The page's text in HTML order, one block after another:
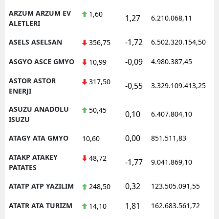
ARZUM ARZUM EV
ALETLERI
1,60 1,27 6.210.068,11
ASELS ASELSAN 356,75 -1,72 6.502.320.154,50
ASGYO ASCE GMYO 10,99 -0,09 4.980.387,45
ASTOR ASTOR
ENERJI
317,50 -0,55 3.329.109.413,25
ASUZU ANADOLU
ISUZU
50,45 0,10 6.407.804,10
ATAGY ATA GMYO 10,60 0,00 851.511,83
ATAKP ATAKEY
PATATES
48,72 -1,77 9.041.869,10
ATATP ATP YAZILIM 248,50 0,32 123.505.091,55
ATATR ATA TURIZM 14,10 1,81 162.683.561,72